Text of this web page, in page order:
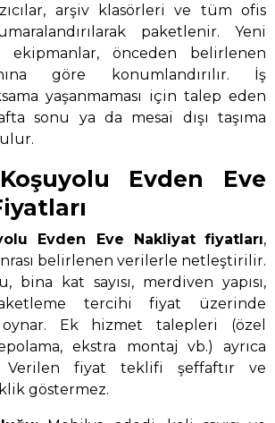
arşiv klasörleri ve tüm ofis
paketlenir. Yeni
ekipmanlar, önceden belirlenen
göre konumlandırılır. İş
yaşanmaması için talep eden
sonu ya da mesai dışı taşıma
Evden Eve
Evden Eve Nakliyat fiyatları,
belirlenen verilerle netleştirilir.
bina kat sayısı, merdiven yapısı,
tercihi fiyat üzerinde
Ek hizmet talepleri (özel
ekstra montaj vb.) ayrıca
Verilen fiyat teklifi şeffaftır ve
göstermez.